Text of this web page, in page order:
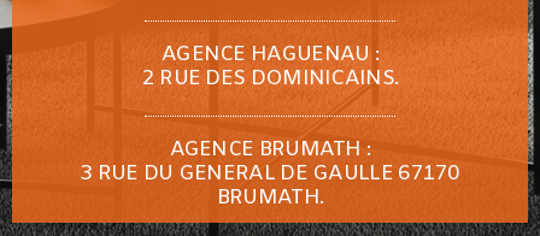
AGENCE HAGUENAU :
2 RUE DES DOMINICAINS.
AGENCE BRUMATH :
3 RUE DU GENERAL DE GAULLE 67170
BRUMATH.